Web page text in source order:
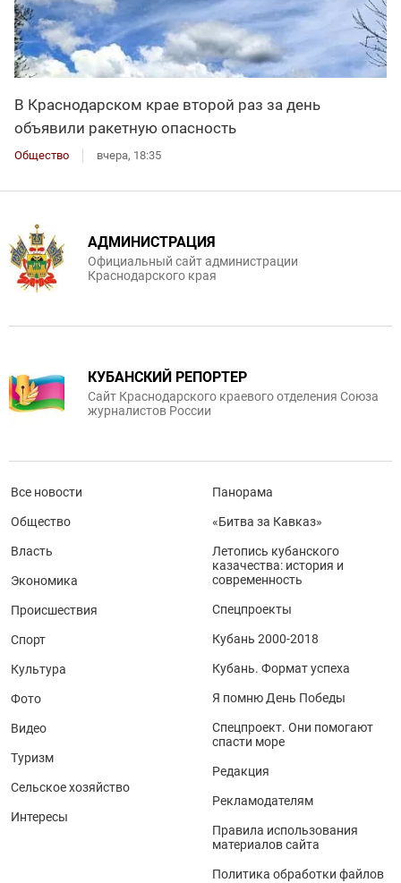
В Краснодарском крае второй раз за день
объявили ракетную опасность
Общество вчера, 18:35
АДМИНИСТРАЦИЯ
Официальный сайт администрации
Краснодарского края
КУБАНСКИЙ РЕПОРТЕР
Сайт Краснодарского краевого отделения Союза
журналистов России
Все новости
Общество
Власть
Экономика
Происшествия
Спорт
Культура
Фото
Видео
Туризм
Сельское хозяйство
Интересы
Панорама
«Битва за Кавказ»
Летопись кубанского
казачества: история и
современность
Спецпроекты
Кубань 2000-2018
Кубань. Формат успеха
Я помню День Победы
Спецпроект. Они помогают
спасти море
Редакция
Рекламодателям
Правила использования
материалов сайта
Политика обработки файлов